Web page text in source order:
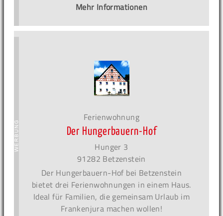
Mehr Informationen
Ferienwohnung
Der Hungerbauern-Hof
Hunger 3
91282 Betzenstein
Der Hungerbauern-Hof bei Betzenstein
bietet drei Ferienwohnungen in einem Haus.
Ideal für Familien, die gemeinsam Urlaub im
Frankenjura machen wollen!